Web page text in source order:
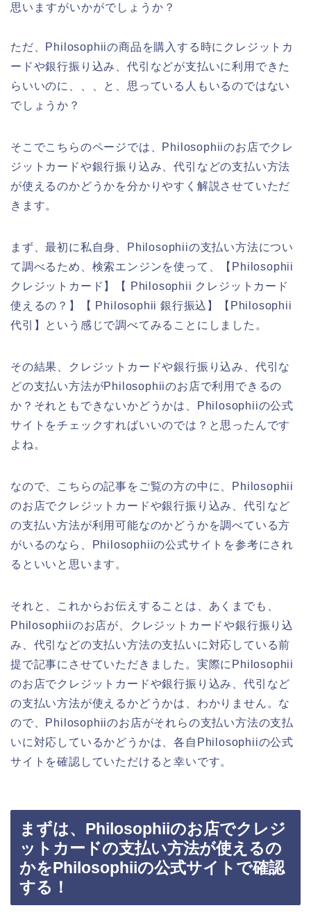
思いますがいかがでしょうか？
ただ、Philosophiiの商品を購入する時にクレジットカ
ードや銀行振り込み、代引などが支払いに利用できた
らいいのに、、、と、思っている人もいるのではない
でしょうか？
そこでこちらのページでは、Philosophiiのお店でクレ
ジットカードや銀行振り込み、代引などの支払い方法
が使えるのかどうかを分かりやすく解説させていただ
きます。
まず、最初に私自身、Philosophiiの支払い方法につい
て調べるため、検索エンジンを使って、【Philosophii
クレジットカード】【 Philosophii クレジットカード
使えるの？】【 Philosophii 銀行振込】【Philosophii
代引】という感じで調べてみることにしました。
その結果、クレジットカードや銀行振り込み、代引な
どの支払い方法がPhilosophiiのお店で利用できるの
か？それともできないかどうかは、Philosophiiの公式
サイトをチェックすればいいのでは？と思ったんです
よね。
なので、こちらの記事をご覧の方の中に、Philosophii
のお店でクレジットカードや銀行振り込み、代引など
の支払い方法が利用可能なのかどうかを調べている方
がいるのなら、Philosophiiの公式サイトを参考にされ
るといいと思います。
それと、これからお伝えすることは、あくまでも、
Philosophiiのお店が、クレジットカードや銀行振り込
み、代引などの支払い方法の支払いに対応している前
提で記事にさせていただきました。実際にPhilosophii
のお店でクレジットカードや銀行振り込み、代引など
の支払い方法が使えるかどうかは、わかりません。な
ので、Philosophiiのお店がそれらの支払い方法の支払
いに対応しているかどうかは、各自Philosophiiの公式
サイトを確認していただけると幸いです。
まずは、Philosophiiのお店でクレジ
ットカードの支払い方法が使えるの
かをPhilosophiiの公式サイトで確認
する！